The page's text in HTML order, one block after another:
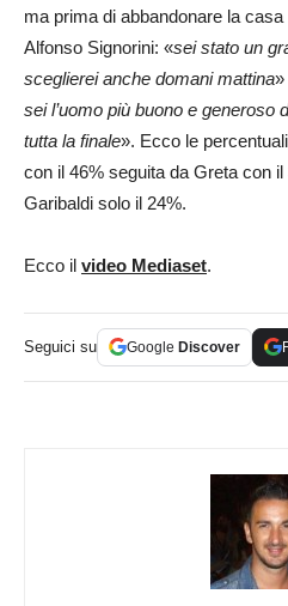
ma prima di abbandonare la
Alfonso Signorini: «sei stato un
sceglierei anche domani mattina»
sei l’uomo più buono e generoso
tutta la finale». Ecco le
con il 46% seguita da Greta con
Garibaldi solo il 24%.
Ecco il video Mediaset.
Seguici su Google Discover